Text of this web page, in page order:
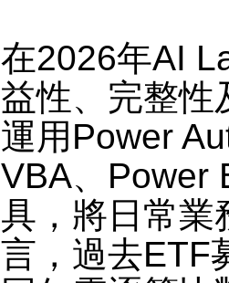
在2026年AI
益性、完整性
運用Power
VBA、Power
具，將日常業
言，過去ETF